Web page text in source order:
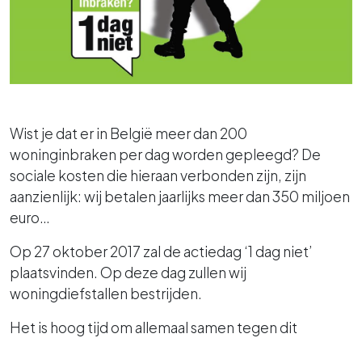
Wist je dat er in België meer dan 200
woninginbraken per dag worden gepleegd? De
sociale kosten die hieraan verbonden zijn, zijn
aanzienlijk: wij betalen jaarlijks meer dan 350 miljoen
euro…
Op 27 oktober 2017 zal de actiedag ‘1 dag niet’
plaatsvinden. Op deze dag zullen wij
woningdiefstallen bestrijden.
Het is hoog tijd om allemaal samen tegen dit